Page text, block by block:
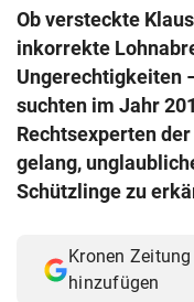
search
eingeben
© Krone Multimedia
Muthgasse 2, 1190
Ob versteckte
inkorrekte
Ungerechtigkeiten
suchten im Jahr
Rechtsexperten
gelang,
Schützlinge zu
Kronen
hinzufügen